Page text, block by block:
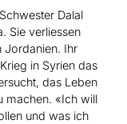
Dalal
Sie verliessen
Jordanien. Ihr
in Syrien das
das Leben
machen. «Ich will
und was ich